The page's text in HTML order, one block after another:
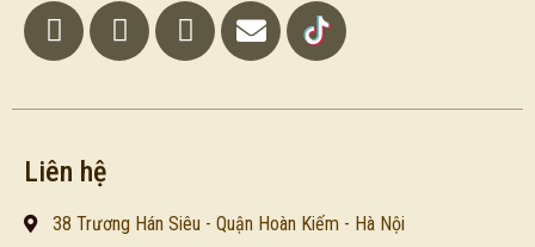
Liên hệ
38 Trương Hán Siêu - Quận Hoàn Kiếm - Hà Nội